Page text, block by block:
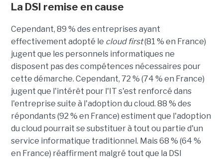
La DSI remise en cause
Cependant, 89 % des entreprises ayant
effectivement adopté le cloud first(81 % en France)
jugent que les personnels informatiques ne
disposent pas des compétences nécessaires pour
cette démarche. Cependant, 72 % (74 % en France)
jugent que l'intérêt pour l'IT s'est renforcé dans
l'entreprise suite à l'adoption du cloud. 88 % des
répondants (92 % en France) estiment que l'adoption
du cloud pourrait se substituer à tout ou partie d'un
service informatique traditionnel. Mais 68 % (64 %
en France) réaffirment malgré tout que la DSI